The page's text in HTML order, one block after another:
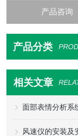
产品咨询
产品分类
相关文章
风速仪的安装及